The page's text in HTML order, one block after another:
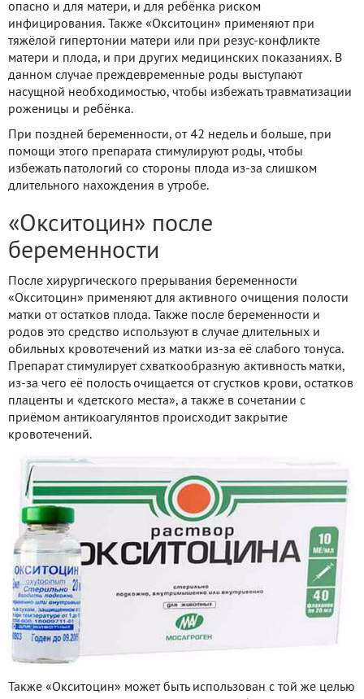
опасно и для матери, и для ребёнка риском
инфицирования. Также «Окситоцин» применяют при
тяжёлой гипертонии матери или при резус-конфликте
матери и плода, и при других медицинских показаниях. В
данном случае преждевременные роды выступают
насущной необходимостью, чтобы избежать травматизации
роженицы и ребёнка.
При поздней беременности, от 42 недель и больше, при
помощи этого препарата стимулируют роды, чтобы
избежать патологий со стороны плода из-за слишком
длительного нахождения в утробе.
«Окситоцин» после
беременности
После хирургического прерывания беременности
«Окситоцин» применяют для активного очищения полости
матки от остатков плода. Также после беременности и
родов это средство используют в случае длительных и
обильных кровотечений из матки из-за её слабого тонуса.
Препарат стимулирует схваткообразную активность матки,
из-за чего её полость очищается от сгустков крови, остатков
плаценты и «детского места», а также в сочетании с
приёмом антикоагулянтов происходит закрытие
кровотечений.
Также «Окситоцин» может быть использован с той же целью